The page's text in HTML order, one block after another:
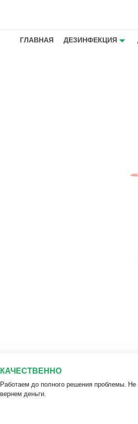
ГЛАВНАЯ ДЕЗИНФЕКЦИЯ
КАЧЕСТВЕННО
Работаем до полного решения проблемы. Не
вернем деньги.